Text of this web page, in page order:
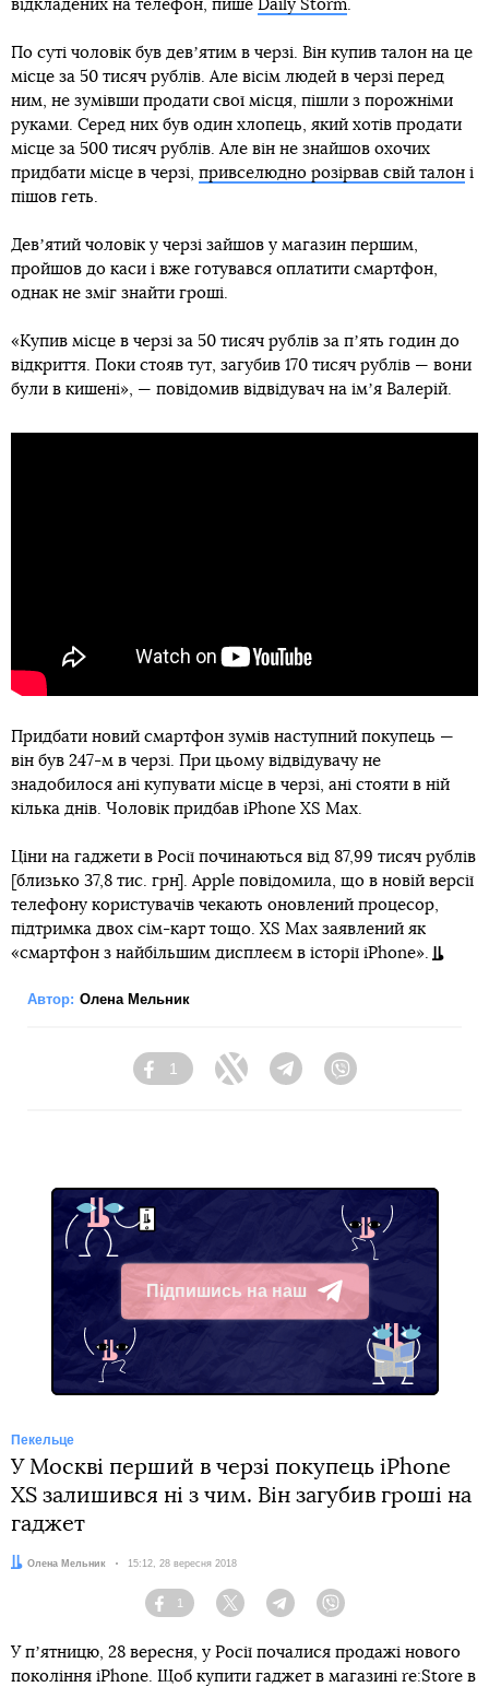
відкладених на телефон, пише Daily Storm.
По суті чоловік був девʼятим в черзі. Він купив талон на це
місце за 50 тисяч рублів. Але вісім людей в черзі перед
ним, не зумівши продати свої місця, пішли з порожніми
руками. Серед них був один хлопець, який хотів продати
місце за 500 тисяч рублів. Але він не знайшов охочих
придбати місце в черзі, привселюдно розірвав свій талон і
пішов геть.
Девʼятий чоловік у черзі зайшов у магазин першим,
пройшов до каси і вже готувався оплатити смартфон,
однак не зміг знайти гроші.
«Купив місце в черзі за 50 тисяч рублів за пʼять годин до
відкриття. Поки стояв тут, загубив 170 тисяч рублів — вони
були в кишені», — повідомив відвідувач на імʼя Валерій.
Придбати новий смартфон зумів наступний покупець —
він був 247-м в черзі. При цьому відвідувачу не
знадобилося ані купувати місце в черзі, ані стояти в ній
кілька днів. Чоловік придбав iPhone XS Max.
Ціни на гаджети в Росії починаються від 87,99 тисяч рублів
[близько 37,8 тис. грн]. Apple повідомила, що в новій версії
телефону користувачів чекають оновлений процесор,
підтримка двох сім-карт тощо. XS Max заявлений як
«смартфон з найбільшим дисплеєм в історії iPhone».
Автор: Олена Мельник
Facebook
1
Twitter Telegram
Підпишись на наш
Telegram
Пекельце
У Москві перший в черзі покупець iPhone
XS залишився ні з чим. Він загубив гроші на
гаджет
Автор:
Олена Мельник Дата:
15:12, 28 вересня 2018
Facebook
1
Twitter TelegramViber
У пʼятницю, 28 вересня, у Росії почалися продажі нового
покоління iPhone. Щоб купити гаджет в магазині re:Store в